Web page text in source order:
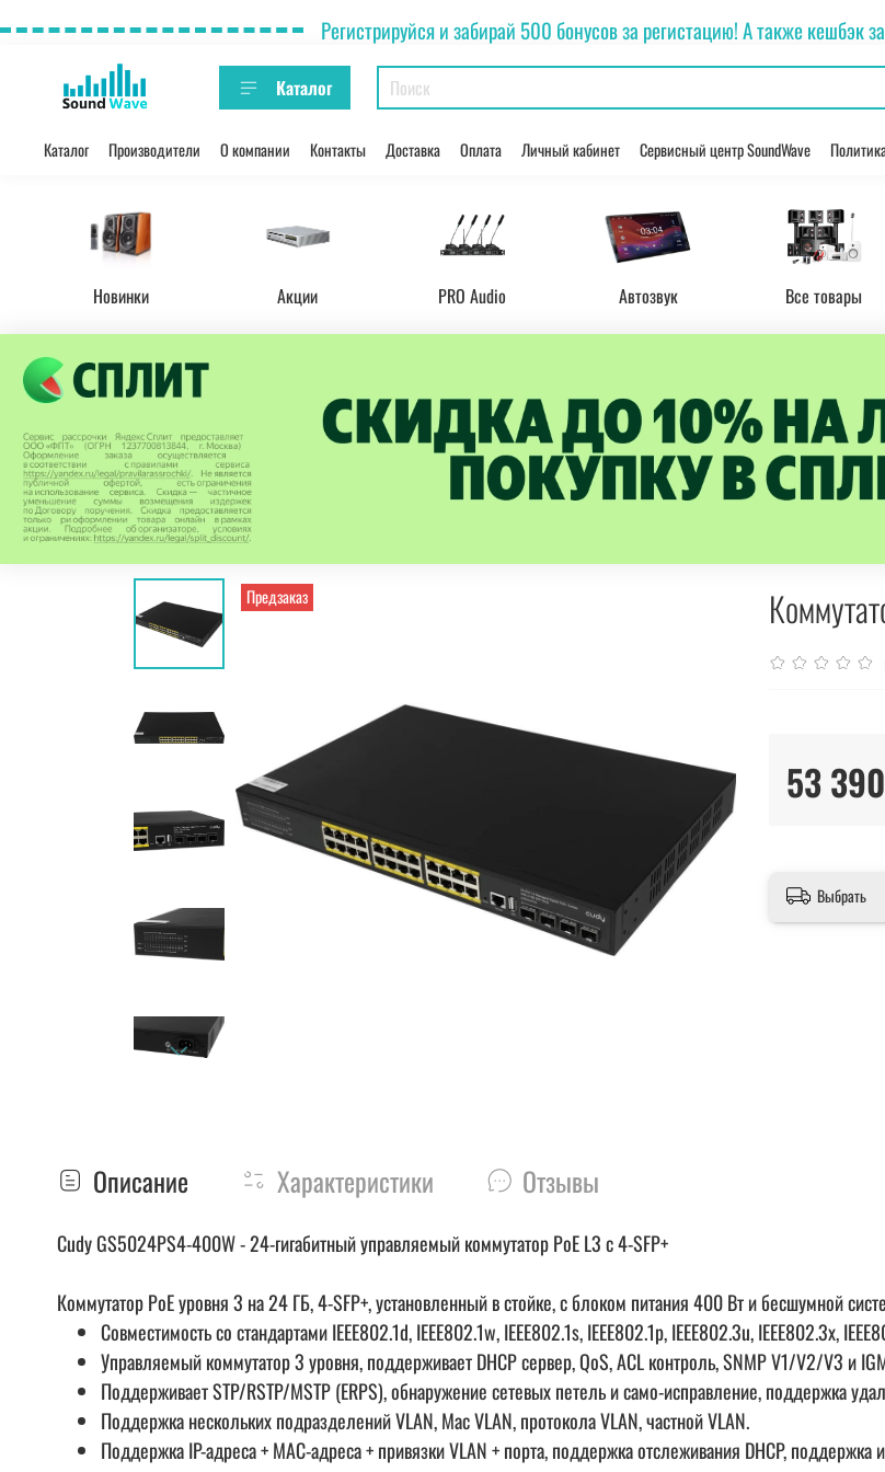
Регистрируйся и забирай 500 бонусов за регистацию! А также кешбэк
Каталог
Каталог Производители О компании Контакты Доставка Оплата Личный кабинет Сервисный центр SoundWave
Новинки Акции PRO Audio Автозвук Все товары
Предзаказ
53
Выбрать
Описание Характеристики Отзывы
Cudy GS5024PS4-400W - 24-гигабитный управляемый коммутатор PoE L3 с 4-SFP+
Коммутатор PoE уровня 3 на 24 ГБ, 4-SFP+, установленный в стойке, с блоком питания 400 Вт и бесшумной
Совместимость со стандартами IEEE802.1d, IEEE802.1w, IEEE802.1s, IEEE802.1p, IEEE802.3u, IEEE802.3x,
Управляемый коммутатор 3 уровня, поддерживает DHCP сервер, QoS, ACL контроль, SNMP V1/V2/V3 и
Поддерживает STP/RSTP/MSTP (ERPS), обнаружение сетевых петель и само-исправление, поддержка
Поддержка нескольких подразделений VLAN, Mac VLAN, протокола VLAN, частной VLAN.
Поддержка IP-адреса + MAC-адреса + привязки VLAN + порта, поддержка отслеживания DHCP, поддержка